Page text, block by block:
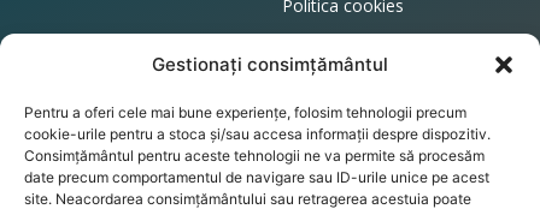
Gestionați consimțământul
Pentru a oferi cele mai bune experiențe, folosim tehnologii precum
cookie-urile pentru a stoca și/sau accesa informații despre dispozitiv.
Consimțământul pentru aceste tehnologii ne va permite să procesăm
date precum comportamentul de navigare sau ID-urile unice pe acest
site. Neacordarea consimțământului sau retragerea acestuia poate
Politica cookies
Politica retur
Contul Meu
Cos
Finalizare comanda
Contact
office@podeacauciuc.ro
Telefon: 0737606835
Adresa: Bolintin Vale